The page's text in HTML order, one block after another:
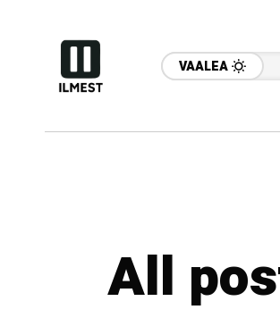
VAALEA
All